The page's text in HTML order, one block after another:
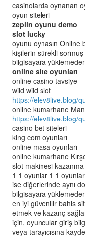
casinolarda oynanan
oyun siteleri
zeplin oyunu demo
slot lucky
oyunu oynasın Online
kişilerin sürekli sormuş
bilgisayara
online site oyunları
online casino tavsiye
wild wild slot
https://elev8live.blog/
online kumarhane
https://elev8live.blog/
casino bet siteleri
king com oyunları
online masa oyunları
online kumarhane
slot makinesi
1 1 oyunlar 1 1
ise diğerlerinde aynı
bilgisayara
en iyi güvenilir bahis
etmek ve kazanç
için, oyuncular giriş
veya tarayıcısına